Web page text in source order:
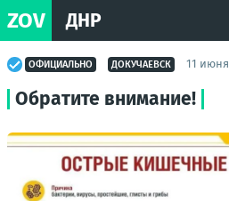
ZOV ДНР
ОФИЦИАЛЬНО ДОКУЧАЕВСК 11 июня
Обратите внимание!